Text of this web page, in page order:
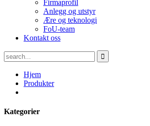
Firmaprofil
Anlegg og utstyr
Ære og teknologi
FoU-team
Kontakt oss
Hjem
Produkter
Kategorier